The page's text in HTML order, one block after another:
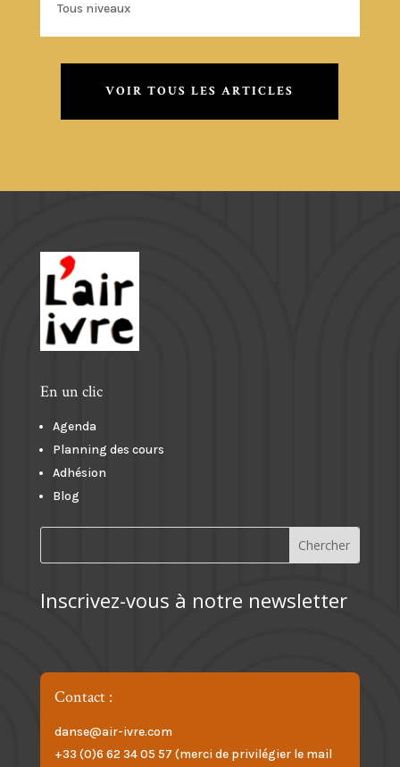
Tous niveaux
VOIR TOUS LES ARTICLES
En un clic
Agenda
Planning des cours
Adhésion
Blog
Inscrivez-vous à notre newsletter
Contact :
danse@air-ivre.com
+33 (0)6 62 34 05 57 (merci de privilégier le mail